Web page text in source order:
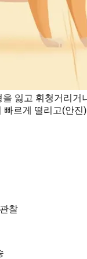
잃고 휘청거리
르게 떨리고(안
찰